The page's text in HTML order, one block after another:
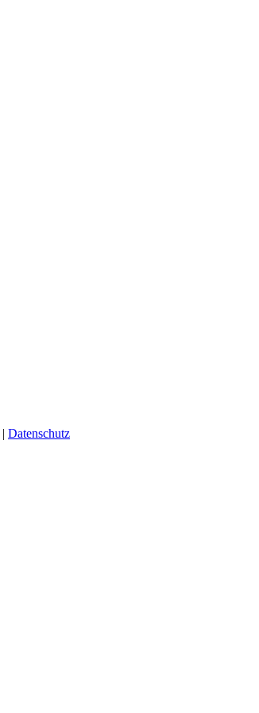
| Datenschutz